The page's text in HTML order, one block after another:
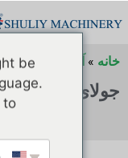
خانه » آرشیو برای»
جولای 11, 2023
be